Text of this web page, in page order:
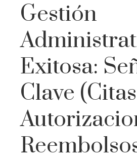
Gestión
Exitosa:
Clave